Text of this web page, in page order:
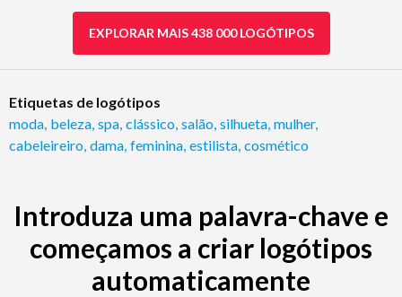
EXPLORAR MAIS 438 000 LOGÓTIPOS
Etiquetas de logótipos
moda beleza spa clássico salão silhueta mulher,
cabeleireiro dama feminina estilista cosmético
Introduza uma palavra-chave e
começamos a criar logótipos
automaticamente